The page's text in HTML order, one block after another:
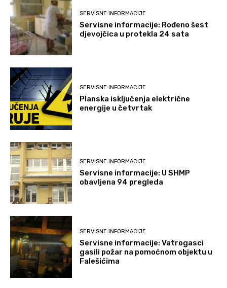
SERVISNE INFORMACIJE
Servisne informacije: Rođeno šest
djevojčica u protekla 24 sata
SERVISNE INFORMACIJE
Planska isključenja električne
energije u četvrtak
SERVISNE INFORMACIJE
Servisne informacije: U SHMP
obavljena 94 pregleda
SERVISNE INFORMACIJE
Servisne informacije: Vatrogasci
gasili požar na pomoćnom objektu u
Falešićima